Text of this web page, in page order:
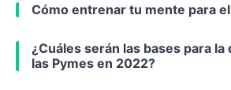
Cómo entrenar tu mente para
¿Cuáles serán las bases para la
las Pymes en 2022?